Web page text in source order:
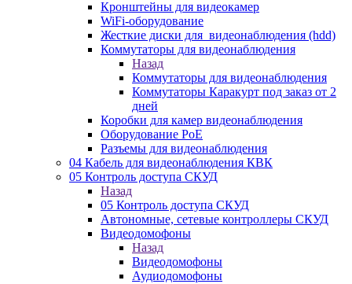
Кронштейны для видеокамер
WiFi-оборудование
Жесткие диски для_видеонаблюдения (hdd)
Коммутаторы для видеонаблюдения
Назад
Коммутаторы для видеонаблюдения
Коммутаторы Каракурт под заказ от 2
дней
Коробки для камер видеонаблюдения
Оборудование PoE
Разъемы для видеонаблюдения
04 Кабель для видеонаблюдения КВК
05 Контроль доступа СКУД
Назад
05 Контроль доступа СКУД
Автономные, сетевые контроллеры СКУД
Видеодомофоны
Назад
Видеодомофоны
Аудиодомофоны